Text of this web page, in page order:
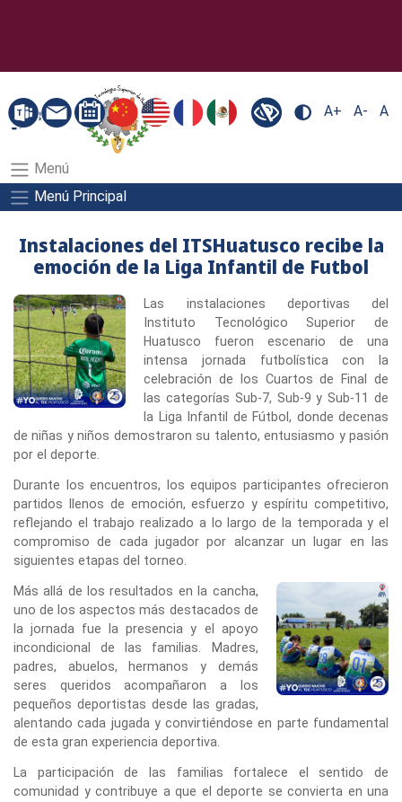
A+ A- A
Menú
Menú Principal
Instalaciones del ITSHuatusco recibe la
emoción de la Liga Infantil de Futbol
Las instalaciones deportivas del
Instituto Tecnológico Superior de
Huatusco fueron escenario de una
intensa jornada futbolística con la
celebración de los Cuartos de Final de
las categorías Sub-7, Sub-9 y Sub-11 de
la Liga Infantil de Fútbol, donde decenas
de niñas y niños demostraron su talento, entusiasmo y pasión
por el deporte.
Durante los encuentros, los equipos participantes ofrecieron
partidos llenos de emoción, esfuerzo y espíritu competitivo,
reflejando el trabajo realizado a lo largo de la temporada y el
compromiso de cada jugador por alcanzar un lugar en las
siguientes etapas del torneo.
Más allá de los resultados en la cancha,
uno de los aspectos más destacados de
la jornada fue la presencia y el apoyo
incondicional de las familias. Madres,
padres, abuelos, hermanos y demás
seres queridos acompañaron a los
pequeños deportistas desde las gradas,
alentando cada jugada y convirtiéndose en parte fundamental
de esta gran experiencia deportiva.
La participación de las familias fortalece el sentido de
comunidad y contribuye a que el deporte se convierta en una